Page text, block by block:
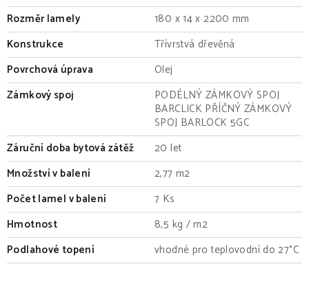
Rozměr lamely
180 x 14 x 2200 mm
Konstrukce
Třívrstvá dřevěná
Povrchová úprava
Olej
Zámkový spoj
PODÉLNÝ ZÁMKOVÝ SPOJ
BARCLICK PŘÍČNÝ ZÁMKOVÝ
SPOJ BARLOCK 5GC
Záruční doba bytová zátěž
20 let
Množství v balení
2,77 m2
Počet lamel v balení
7 Ks
Hmotnost
8,5 kg / m2
Podlahové topení
vhodné pro teplovodní do 27°C